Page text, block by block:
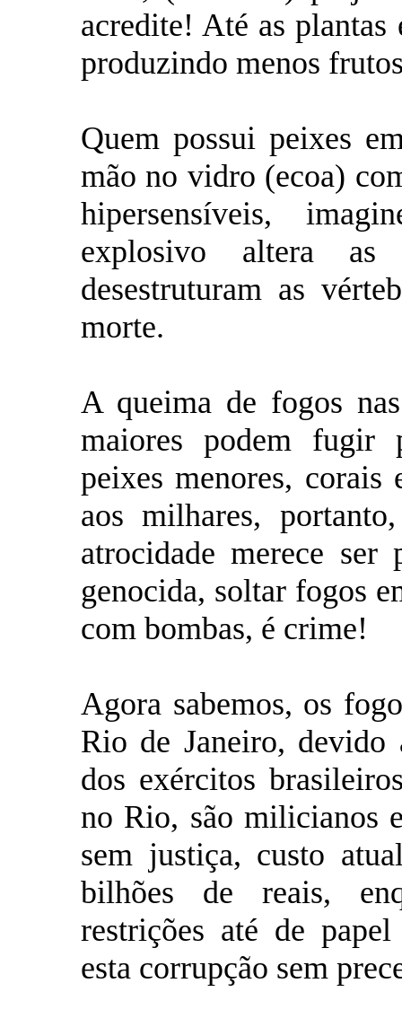
acredite! Até as plantas
produzindo menos
Quem possui peixes
mão no vidro (ecoa)
hipersensíveis,
explosivo altera as
desestruturam as
morte.
A queima de fogos
maiores podem fugir
peixes menores, corais
aos milhares,
atrocidade merece ser
genocida, soltar fogos
com bombas, é crime!
Agora sabemos, os
Rio de Janeiro, devido
dos exércitos
no Rio, são milicianos
sem justiça, custo
bilhões de reais,
restrições até de
esta corrupção sem